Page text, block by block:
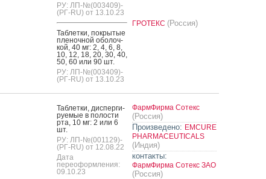
РУ: ЛП-№(003409)-
(РГ-RU) от 13.10.23
Таб­летки, пок­ры­тые
пле­ноч­ной обо­лоч­
кой, 40 мг: 2, 4, 6, 8,
10, 12, 18, 20, 30, 40,
50, 60 или 90 шт.
РУ: ЛП-№(003409)-
(РГ-RU) от 13.10.23
ГРОТЕКС (Россия)
Таб­летки, дис­перги­
ру­емые в по­лос­ти
рта, 10 мг: 2 или 6
шт.
РУ: ЛП-№(001129)-
(РГ-RU) от 12.08.22
Дата
переоформления:
09.10.23
ФармФирма Сотекс
(Россия)
Произведено: EMCURE
PHARMACEUTICALS
(Индия)
контакты:
ФармФирма Сотекс ЗАО
(Россия)